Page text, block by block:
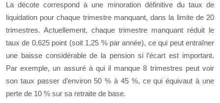
La décote correspond à une minoration définitive du taux de
liquidation pour chaque trimestre manquant, dans la limite de 20
trimestres. Actuellement, chaque trimestre manquant réduit le
taux de 0,625 point (soit 1,25 % par année), ce qui peut entraîner
une baisse considérable de la pension si l’écart est important.
Par exemple, un assuré à qui il manque 8 trimestres peut voir
son taux passer d’environ 50 % à 45 %, ce qui équivaut à une
perte de 10 % sur sa retraite de base.